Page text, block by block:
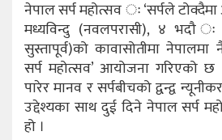
नेपाल सर्प महोत्सव ः ‘सर्पले टोक्दैमा
मध्यविन्दु (नवलपरासी), ४ भदौ ः
सुस्तापूर्व)को कावासोतीमा
सर्प महोत्सव’ आयोजना गरिएको छ
पारेर मानव र सर्पबीचको द्वन्द्व
उद्देश्यका साथ दुई दिने नेपाल सर्प
हो ।